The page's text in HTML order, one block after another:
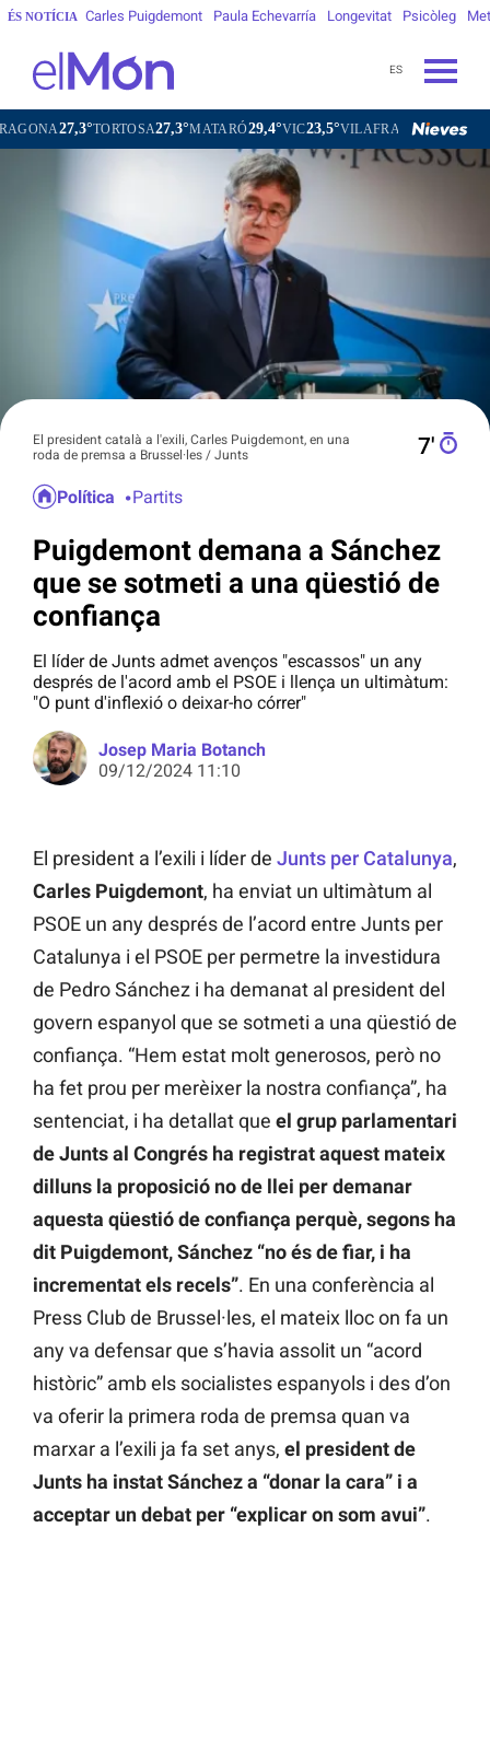
ÉS NOTÍCIA Carles Puigdemont Paula Echevarría Longevitat Psicòleg
ES
TORTOSA27,3°MATARÓ29,4°VIC23,5°VILAFRANCA DEL PENEDÈS25,6°
El president català a l'exili, Carles Puigdemont, en una
roda de premsa a Brussel·les / Junts
7′
Política Partits
Puigdemont demana a Sánchez
que se sotmeti a una qüestió de
confiança
El líder de Junts admet avenços "escassos" un any
després de l'acord amb el PSOE i llença un ultimàtum:
"O punt d'inflexió o deixar-ho córrer"
Josep Maria Botanch
09/12/2024 11:10
El president a l’exili i líder de Junts per Catalunya,
Carles Puigdemont, ha enviat un ultimàtum al
PSOE un any després de l’acord entre Junts per
Catalunya i el PSOE per permetre la investidura
de Pedro Sánchez i ha demanat al president del
govern espanyol que se sotmeti a una qüestió de
confiança. “Hem estat molt generosos, però no
ha fet prou per merèixer la nostra confiança”, ha
sentenciat, i ha detallat que el grup parlamentari
de Junts al Congrés ha registrat aquest mateix
dilluns la proposició no de llei per demanar
aquesta qüestió de confiança perquè, segons ha
dit Puigdemont, Sánchez “no és de fiar, i ha
incrementat els recels”. En una conferència al
Press Club de Brussel·les, el mateix lloc on fa un
any va defensar que s’havia assolit un “acord
històric” amb els socialistes espanyols i des d’on
va oferir la primera roda de premsa quan va
marxar a l’exili ja fa set anys, el president de
Junts ha instat Sánchez a “donar la cara” i a
acceptar un debat per “explicar on som avui”.